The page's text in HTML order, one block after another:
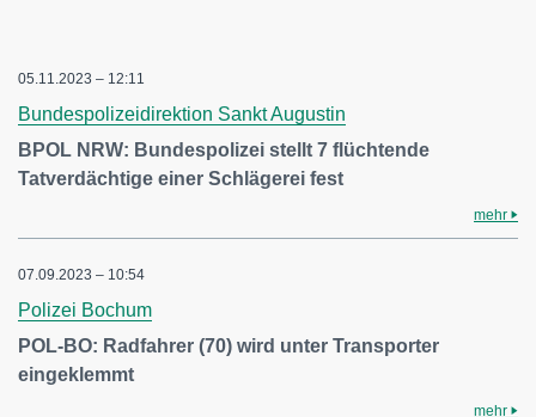
05.11.2023 – 12:11
Bundespolizeidirektion Sankt Augustin
BPOL NRW: Bundespolizei stellt 7 flüchtende
Tatverdächtige einer Schlägerei fest
mehr
07.09.2023 – 10:54
Polizei Bochum
POL-BO: Radfahrer (70) wird unter Transporter
eingeklemmt
mehr